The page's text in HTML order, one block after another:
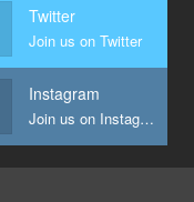
Twitter
Join us on Twitter
Instagram
Join us on Instagram